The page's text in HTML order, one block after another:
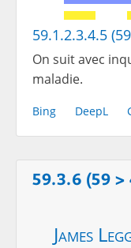
59.1.2.3.4.5
On suit avec
maladie.
Bing DeepL
59.3.6 (59 >
James